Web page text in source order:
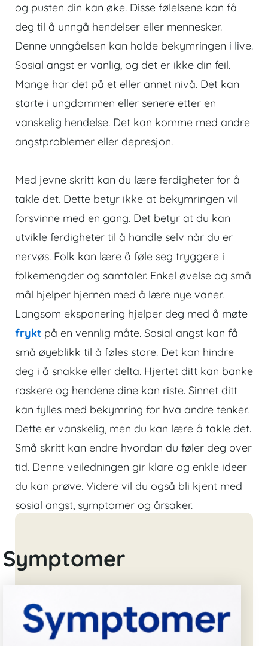
og pusten din kan øke. Disse følelsene kan få
deg til å unngå hendelser eller mennesker.
Denne unngåelsen kan holde bekymringen i live.
Sosial angst er vanlig, og det er ikke din feil.
Mange har det på et eller annet nivå. Det kan
starte i ungdommen eller senere etter en
vanskelig hendelse. Det kan komme med andre
angstproblemer eller depresjon.
Med jevne skritt kan du lære ferdigheter for å
takle det. Dette betyr ikke at bekymringen vil
forsvinne med en gang. Det betyr at du kan
utvikle ferdigheter til å handle selv når du er
nervøs. Folk kan lære å føle seg tryggere i
folkemengder og samtaler. Enkel øvelse og små
mål hjelper hjernen med å lære nye vaner.
Langsom eksponering hjelper deg med å møte
frykt på en vennlig måte. Sosial angst kan få
små øyeblikk til å føles store. Det kan hindre
deg i å snakke eller delta. Hjertet ditt kan banke
raskere og hendene dine kan riste. Sinnet ditt
kan fylles med bekymring for hva andre tenker.
Dette er vanskelig, men du kan lære å takle det.
Små skritt kan endre hvordan du føler deg over
tid. Denne veiledningen gir klare og enkle ideer
du kan prøve. Videre vil du også bli kjent med
sosial angst, symptomer og årsaker.
Symptomer